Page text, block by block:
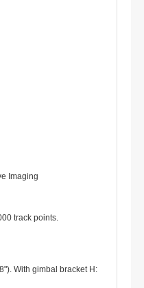
Imaging
track points.
With gimbal bracket H: